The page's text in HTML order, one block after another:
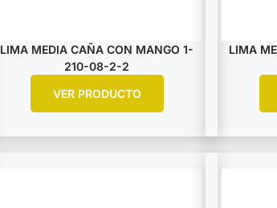
LIMA MEDIA CAÑA CON MANGO 1-
210-08-2-2
VER PRODUCTO
LIMA